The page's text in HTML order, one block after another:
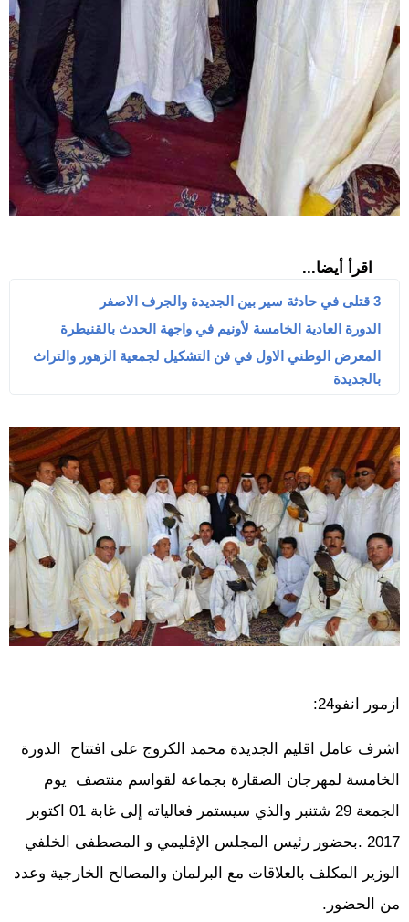
اقرأ أيضا...
3 قتلى في حادثة سير بين الجديدة والجرف الاصفر
الدورة العادية الخامسة لأونيم في واجهة الحدث بالقنيطرة
المعرض الوطني الاول في فن التشكيل لجمعية الزهور والتراث
بالجديدة
ازمور انفو24:
اشرف عامل اقليم الجديدة محمد الكروج على افتتاح الدورة
الخامسة لمهرجان الصقارة بجماعة لقواسم منتصف يوم
الجمعة 29 شتنبر والذي سيستمر فعالياته إلى غابة 01 اكتوبر
2017 .بحضور رئيس المجلس الإقليمي و المصطفى الخلفي
الوزير المكلف بالعلاقات مع البرلمان والمصالح الخارجية وعدد
من الحضور.